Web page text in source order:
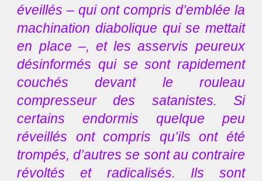
éveillés – qui ont compris d’emblée la
machination diabolique qui se mettait
en place –, et les asservis peureux
désinformés qui se sont rapidement
couchés devant le rouleau
compresseur des satanistes. Si
certains endormis quelque peu
réveillés ont compris qu’ils ont été
trompés, d’autres se sont au contraire
révoltés et radicalisés. Ils sont